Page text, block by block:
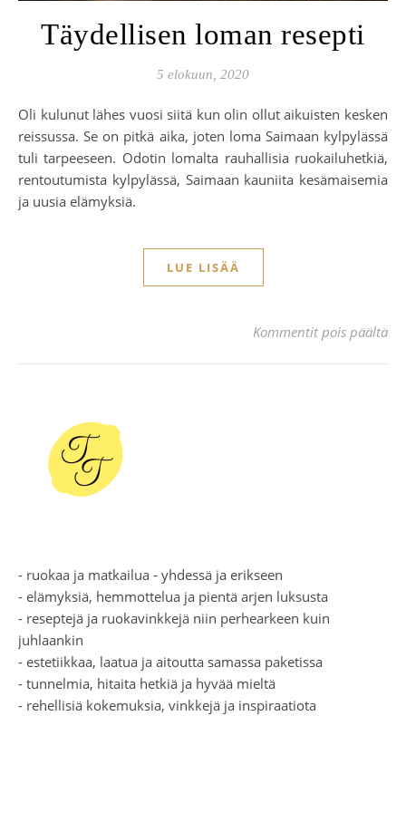
Täydellisen loman resepti
5 elokuun, 2020
Oli kulunut lähes vuosi siitä kun olin ollut aikuisten kesken
reissussa. Se on pitkä aika, joten loma Saimaan kylpylässä
tuli tarpeeseen. Odotin lomalta rauhallisia ruokailuhetkiä,
rentoutumista kylpylässä, Saimaan kauniita kesämaisemia
ja uusia elämyksiä.
LUE LISÄÄ
Kommentit pois päältä
- ruokaa ja matkailua - yhdessä ja erikseen
- elämyksiä, hemmottelua ja pientä arjen luksusta
- reseptejä ja ruokavinkkejä niin perhearkeen kuin
juhlaankin
- estetiikkaa, laatua ja aitoutta samassa paketissa
- tunnelmia, hitaita hetkiä ja hyvää mieltä
- rehellisiä kokemuksia, vinkkejä ja inspiraatiota